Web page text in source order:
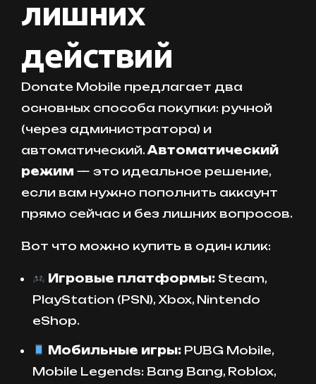
лишних
действий
Donate Mobile предлагает два
основных способа покупки: ручной
(через администратора) и
автоматический.Автоматический
режим — это идеальное решение,
если вам нужно пополнить аккаунт
прямо сейчас и без лишних вопросов.
Вот что можно купить в один клик:
Игровые платформы: Steam,
PlayStation (PSN), Xbox, Nintendo
eShop.
Мобильные игры: PUBG Mobile,
Mobile Legends: Bang Bang, Roblox,